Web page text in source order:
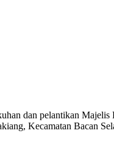
dan pelantikan
Kecamatan Bacan